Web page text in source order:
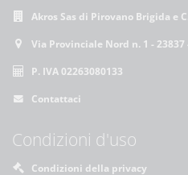
Akros Sas di Pirovano Brigida e C.
Via Provinciale Nord n. 1 - 23837
P. IVA 02263080133
Contattaci
Condizioni d'uso
Condizioni della privacy